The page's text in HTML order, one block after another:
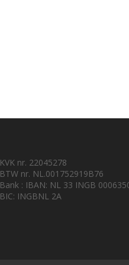
KVK nr. 22045278
BTW nr. NL.001752919B76
Bank : IBAN: NL 33 INGB
BIC: INGBNL 2A